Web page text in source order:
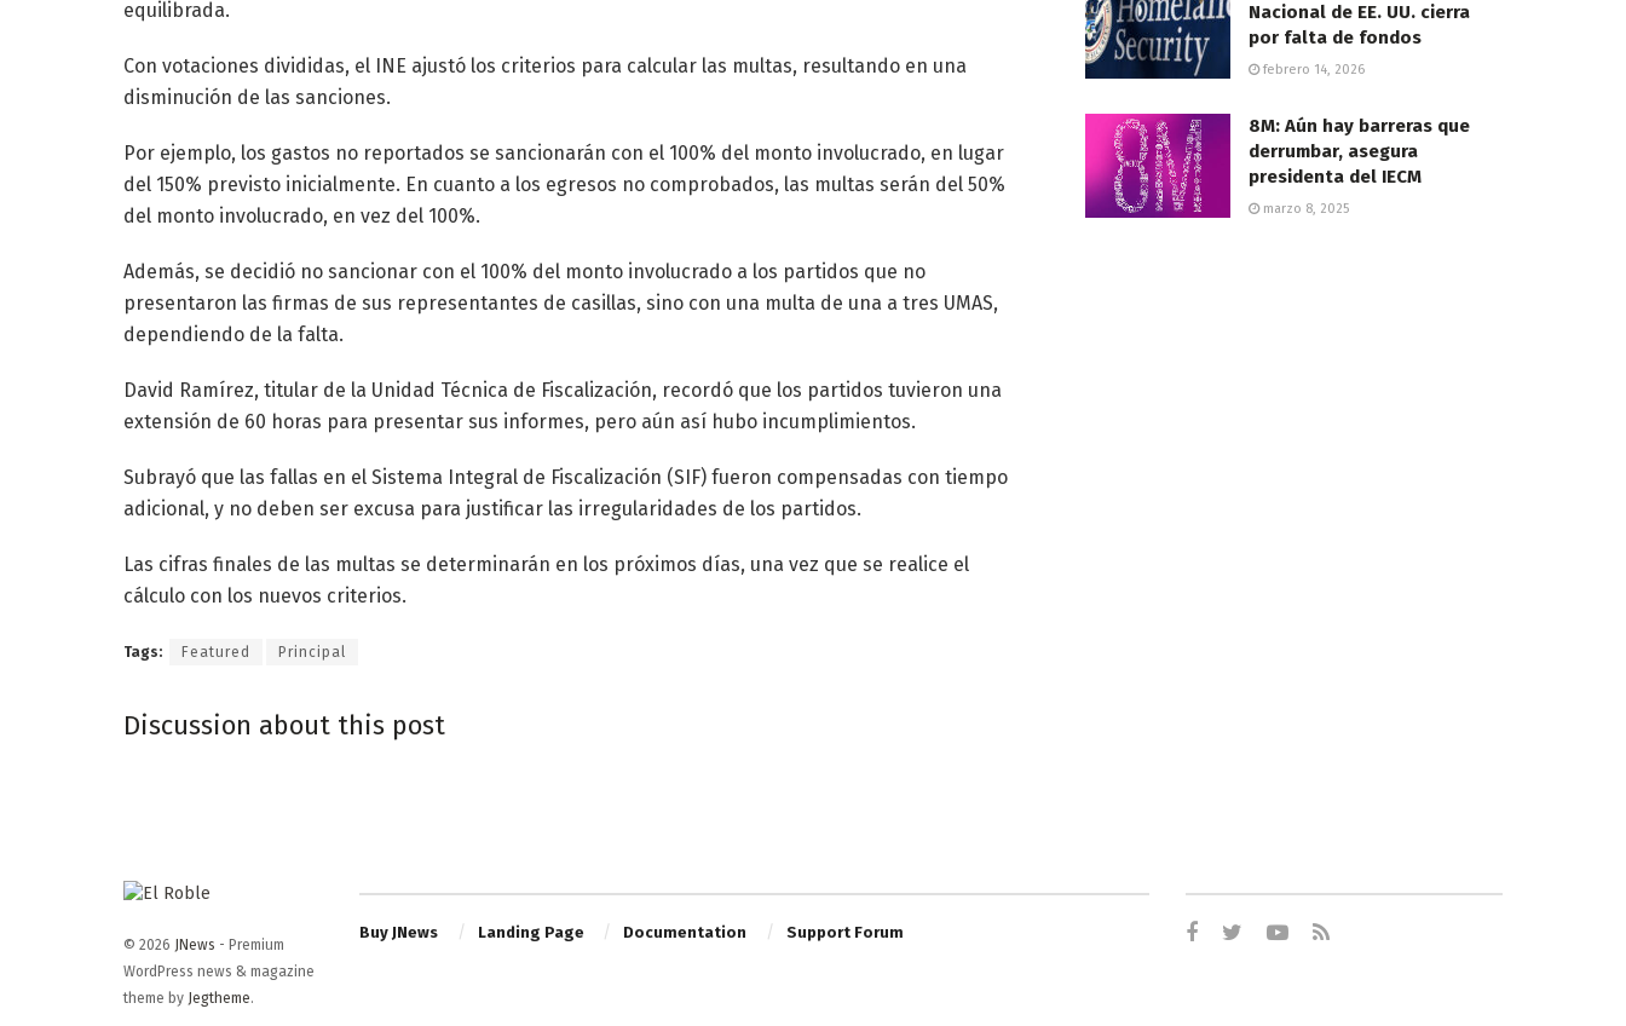
equilibrada.
Con votaciones divididas, el INE ajustó los criterios para calcular las multas, resultando en una
disminución de las sanciones.
Por ejemplo, los gastos no reportados se sancionarán con el 100% del monto involucrado, en lugar
del 150% previsto inicialmente. En cuanto a los egresos no comprobados, las multas serán del 50%
del monto involucrado, en vez del 100%.
Además, se decidió no sancionar con el 100% del monto involucrado a los partidos que no
presentaron las firmas de sus representantes de casillas, sino con una multa de una a tres UMAS,
dependiendo de la falta.
David Ramírez, titular de la Unidad Técnica de Fiscalización, recordó que los partidos tuvieron una
extensión de 60 horas para presentar sus informes, pero aún así hubo incumplimientos.
Subrayó que las fallas en el Sistema Integral de Fiscalización (SIF) fueron compensadas con tiempo
adicional, y no deben ser excusa para justificar las irregularidades de los partidos.
Las cifras finales de las multas se determinarán en los próximos días, una vez que se realice el
cálculo con los nuevos criterios.
Tags: Featured Principal
Discussion about this post
Nacional de EE. UU. cierra
por falta de fondos
febrero 14, 2026
8M: Aún hay barreras que
derrumbar, asegura
presidenta del IECM
marzo 8, 2025
© 2026 JNews - Premium
WordPress news & magazine
theme by Jegtheme.
Buy JNews Landing Page Documentation Support Forum